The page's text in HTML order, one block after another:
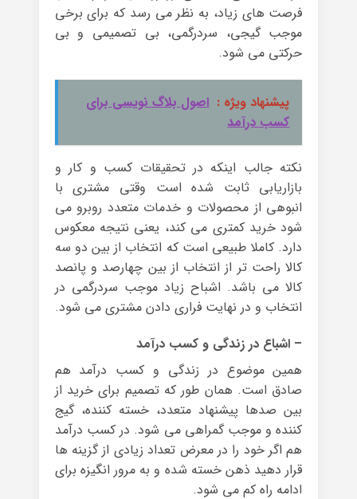
فرصت های زیاد، به نظر می رسد که برای برخی
موجب گیجی، سردرگمی، بی تصمیمی و بی
حرکتی می شود.
پیشنهاد ویژه : اصول بلاگ نویسی برای
کسب درآمد
نکته جالب اینکه در تحقیقات کسب و کار و
بازاریابی ثابت شده است وقتی مشتری با
انبوهی از محصولات و خدمات متعدد روبرو می
شود خرید کمتری می کند، یعنی نتیجه معکوس
دارد. کاملا طبیعی است که انتخاب از بین دو سه
کالا راحت تر از انتخاب از بین چهارصد و پانصد
کالا می باشد. اشباح زیاد موجب سردرگمی در
انتخاب و در نهایت فراری دادن مشتری می شود.
– اشباع در زندگی و کسب درآمد
همین موضوع در زندگی و کسب درآمد هم
صادق است. همان طور که تصمیم برای خرید از
بین صدها پیشنهاد متعدد، خسته کننده، گیج
کننده و موجب گمراهی می شود. در کسب درآمد
هم اگر خود را در معرض تعداد زیادی از گزینه ها
قرار دهید ذهن خسته شده و به مرور انگیزه برای
ادامه راه کم می شود.